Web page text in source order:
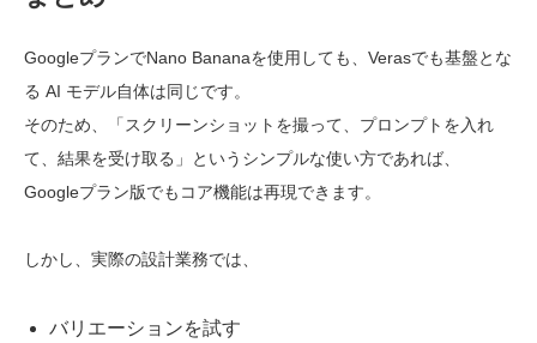
GoogleプランでNano Bananaを使用しても、Verasでも基盤とな
る AI モデル自体は同じです。
そのため、「スクリーンショットを撮って、プロンプトを入れ
て、結果を受け取る」というシンプルな使い方であれば、
Googleプラン版でもコア機能は再現できます。
しかし、実際の設計業務では、
バリエーションを試す